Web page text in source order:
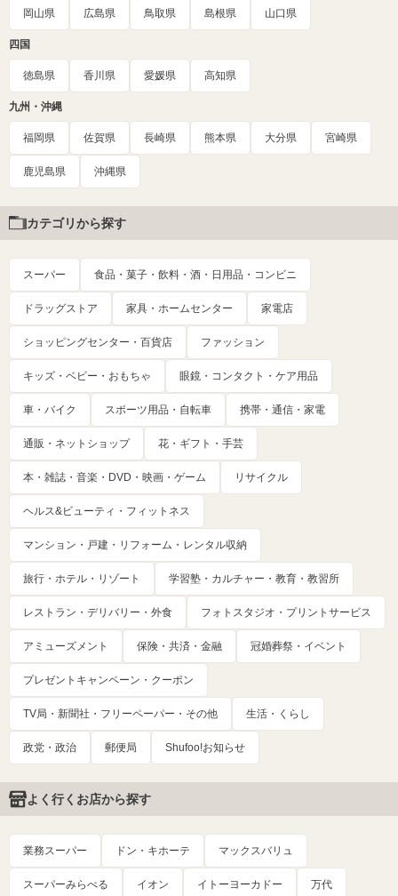
岡山県 広島県 鳥取県 島根県 山口県
四国
徳島県 香川県 愛媛県 高知県
九州・沖縄
福岡県 佐賀県 長崎県 熊本県 大分県 宮崎県
鹿児島県 沖縄県
カテゴリから探す
スーパー 食品・菓子・飲料・酒・日用品・コンビニ
ドラッグストア 家具・ホームセンター 家電店
ショッピングセンター・百貨店 ファッション
キッズ・ベビー・おもちゃ 眼鏡・コンタクト・ケア用品
車・バイク スポーツ用品・自転車 携帯・通信・家電
通販・ネットショップ 花・ギフト・手芸
本・雑誌・音楽・DVD・映画・ゲーム リサイクル
ヘルス&ビューティ・フィットネス
マンション・戸建・リフォーム・レンタル収納
旅行・ホテル・リゾート 学習塾・カルチャー・教育・教習所
レストラン・デリバリー・外食 フォトスタジオ・プリントサービス
アミューズメント 保険・共済・金融 冠婚葬祭・イベント
プレゼントキャンペーン・クーポン
TV局・新聞社・フリーペーパー・その他 生活・くらし
政党・政治 郵便局 Shufoo!お知らせ
よく行くお店から探す
業務スーパー ドン・キホーテ マックスバリュ
スーパーみらべる イオン イトーヨーカドー 万代